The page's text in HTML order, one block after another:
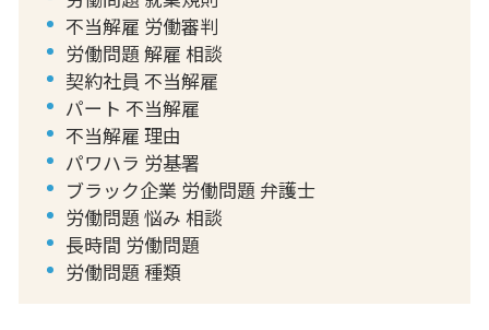
不当解雇 労働審判
労働問題 解雇 相談
契約社員 不当解雇
パート 不当解雇
不当解雇 理由
パワハラ 労基署
ブラック企業 労働問題 弁護士
労働問題 悩み 相談
長時間 労働問題
労働問題 種類